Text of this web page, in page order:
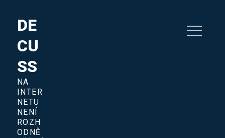
DE
CU
SS
NA
INTER
NETU
NENÍ
ROZH
ODNĚ